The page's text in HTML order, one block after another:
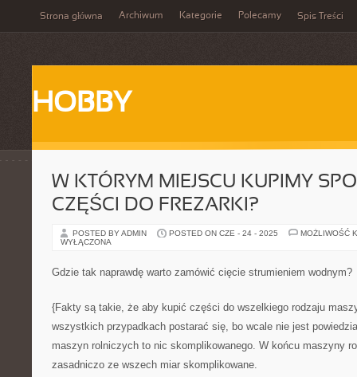
Strona główna Archiwum Kategorie Polecamy Spis Treści
HOBBY
W KTÓRYM MIEJSCU KUPIMY
CZĘŚCI DO FREZARKI?
POSTED BY ADMIN POSTED ON CZE - 24 - 2025
MOŻLIWOŚĆ
WYŁĄCZONA
Gdzie tak naprawdę warto zamówić cięcie strumieniem wodnym?
{Fakty są takie, że aby kupić części do wszelkiego rodzaju
wszystkich przypadkach postarać się, bo wcale nie jest
maszyn rolniczych to nic skomplikowanego. W końcu maszyny
zasadniczo ze wszech miar skomplikowane.